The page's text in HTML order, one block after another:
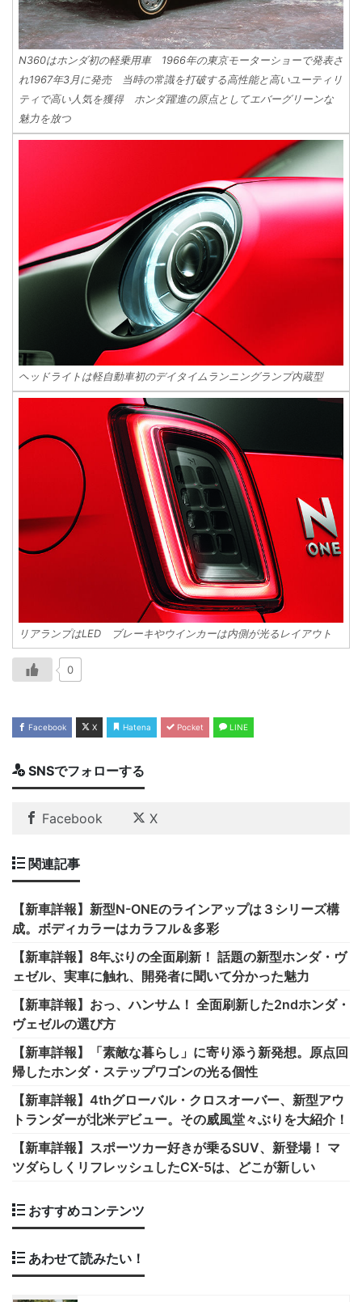
N360はホンダ初の軽乗用車 1966年の東京モーターショーで発表さ
れ1967年3月に発売 当時の常識を打破する高性能と高いユーティリ
ティで高い人気を獲得 ホンダ躍進の原点としてエバーグリーンな
魅力を放つ
ヘッドライトは軽自動車初のデイタイムランニングランプ内蔵型
リアランプはLED ブレーキやウインカーは内側が光るレイアウト
0
Facebook X Hatena Pocket LINE
SNSでフォローする
Facebook X
関連記事
【新車詳報】新型N-ONEのラインアップは３シリーズ構
成。ボディカラーはカラフル＆多彩
【新車詳報】8年ぶりの全面刷新！ 話題の新型ホンダ・ヴ
ェゼル、実車に触れ、開発者に聞いて分かった魅力
【新車詳報】おっ、ハンサム！ 全面刷新した2ndホンダ・
ヴェゼルの選び方
【新車詳報】「素敵な暮らし」に寄り添う新発想。原点回
帰したホンダ・ステップワゴンの光る個性
【新車詳報】4thグローバル・クロスオーバー、新型アウ
トランダーが北米デビュー。その威風堂々ぶりを大紹介！
【新車詳報】スポーツカー好きが乗るSUV、新登場！ マ
ツダらしくリフレッシュしたCX-5は、どこが新しい
おすすめコンテンツ
あわせて読みたい！